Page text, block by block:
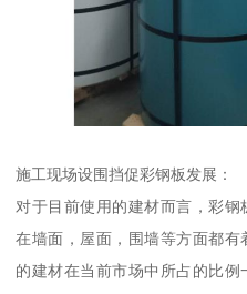
施工现场设围挡促彩钢板发展：
对于目前使用的建材而言，彩钢
在墙面，屋面，围墙等方面都
的建材在当前市场中所占的比例